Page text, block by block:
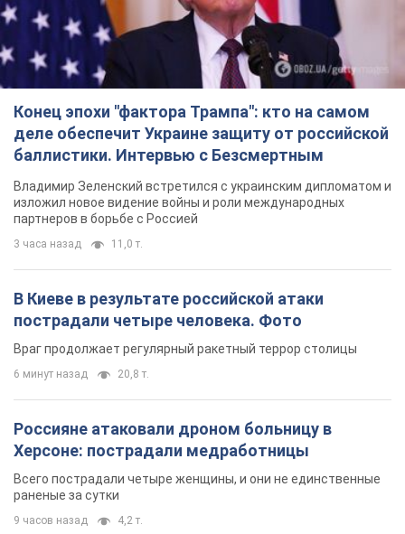
Конец эпохи "фактора Трампа": кто на самом
деле обеспечит Украине защиту от российской
баллистики. Интервью с Безсмертным
Владимир Зеленский встретился с украинским дипломатом и
изложил новое видение войны и роли международных
партнеров в борьбе с Россией
3 часа назад 11,0 т.
В Киеве в результате российской атаки
пострадали четыре человека. Фото
Враг продолжает регулярный ракетный террор столицы
6 минут назад 20,8 т.
Россияне атаковали дроном больницу в
Херсоне: пострадали медработницы
Всего пострадали четыре женщины, и они не единственные
раненые за сутки
9 часов назад 4,2 т.